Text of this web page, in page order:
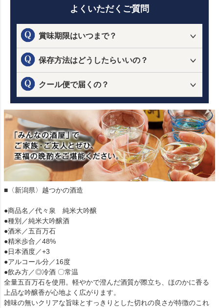
よくいただくご質問
賞味期限はいつまで？
保存方法はどうしたらいいの？
クール便で届くの？
■〈新潟県〉越つかの酒造
●商品名／代々泉 純米大吟醸
●種別／純米大吟醸酒
●酒米／五百万石
●精米歩合／48%
●日本酒度／+3
●アルコール分／16度
●飲み方／◎冷酒 〇常温
全量五百万石を使用。軽やかで澄んだ酒質が際立ち、ほのかに香る
上品な吟醸香が心地よく広がります。
雑味の無いクリアな旨味とすっきりとした切れの良さが特徴のこれ